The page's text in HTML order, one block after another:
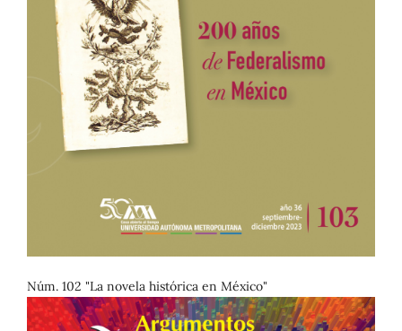
Núm. 102 "La novela histórica en México"